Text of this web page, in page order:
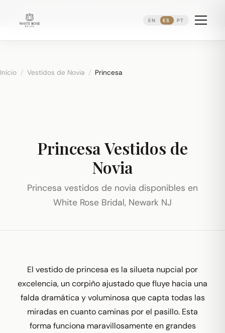
Distrito Ironbound de Newark
EN ES PT
Inicio / Vestidos de Novia / Princesa
Princesa Vestidos de
Novia
Princesa vestidos de novia disponibles en
White Rose Bridal, Newark NJ
El vestido de princesa es la silueta nupcial por
excelencia, un corpiño ajustado que fluye hacia una
falda dramática y voluminosa que capta todas las
miradas en cuanto caminas por el pasillo. Esta
forma funciona maravillosamente en grandes